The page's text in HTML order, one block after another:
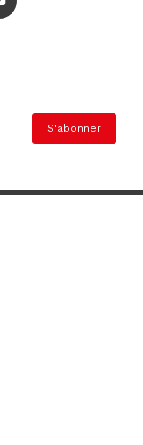
S'abonner